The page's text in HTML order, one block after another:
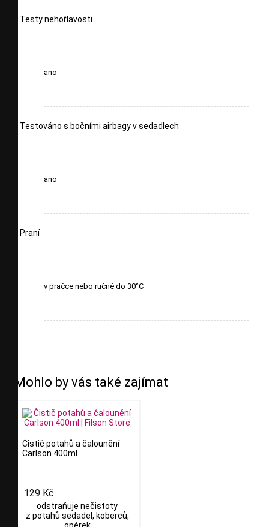
Testy nehořlavosti
ano
Testováno s bočními airbagy v sedadlech
ano
Praní
v pračce nebo ručně do 30°C
Mohlo by vás také zajímat
Čistič potahů a čalounění
Carlson 400ml
129 Kč
odstraňuje nečistoty
z potahů sedadel, koberců,